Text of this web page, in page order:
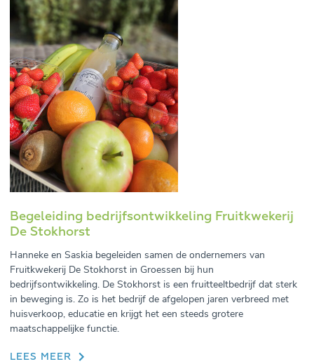
Begeleiding bedrijfsontwikkeling Fruitkwekerij
De Stokhorst
Hanneke en Saskia begeleiden samen de ondernemers van
Fruitkwekerij De Stokhorst in Groessen bij hun
bedrijfsontwikkeling. De Stokhorst is een fruitteeltbedrijf dat sterk
in beweging is. Zo is het bedrijf de afgelopen jaren verbreed met
huisverkoop, educatie en krijgt het een steeds grotere
maatschappelijke functie.
LEES MEER